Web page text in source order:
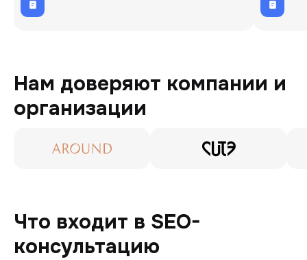
Нам доверяют компании и
организации
Что входит в SEO-
консультацию